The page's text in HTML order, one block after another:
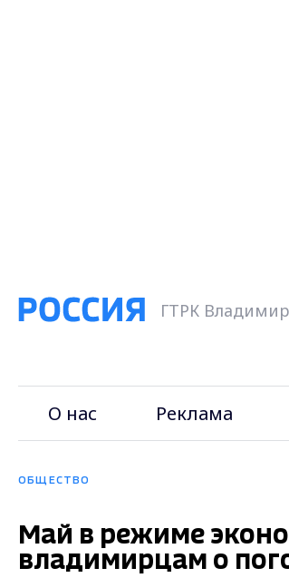
ГТРК Владимир
О нас Реклама
ОБЩЕСТВО
Май в режиме
владимирцам о